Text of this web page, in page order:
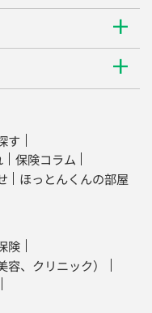
す
保険コラム
ほっとんくんの部屋
険
容、クリニック）